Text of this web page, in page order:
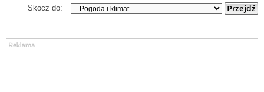
Skocz do: